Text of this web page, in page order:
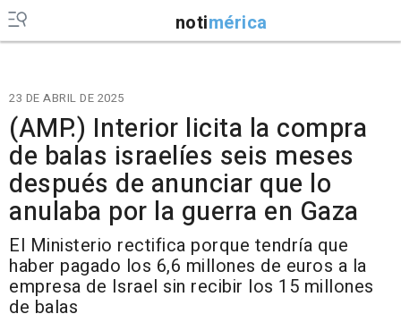
notimérica
23 DE ABRIL DE 2025
(AMP.) Interior licita la compra
de balas israelíes seis meses
después de anunciar que lo
anulaba por la guerra en Gaza
El Ministerio rectifica porque tendría que
haber pagado los 6,6 millones de euros a la
empresa de Israel sin recibir los 15 millones
de balas